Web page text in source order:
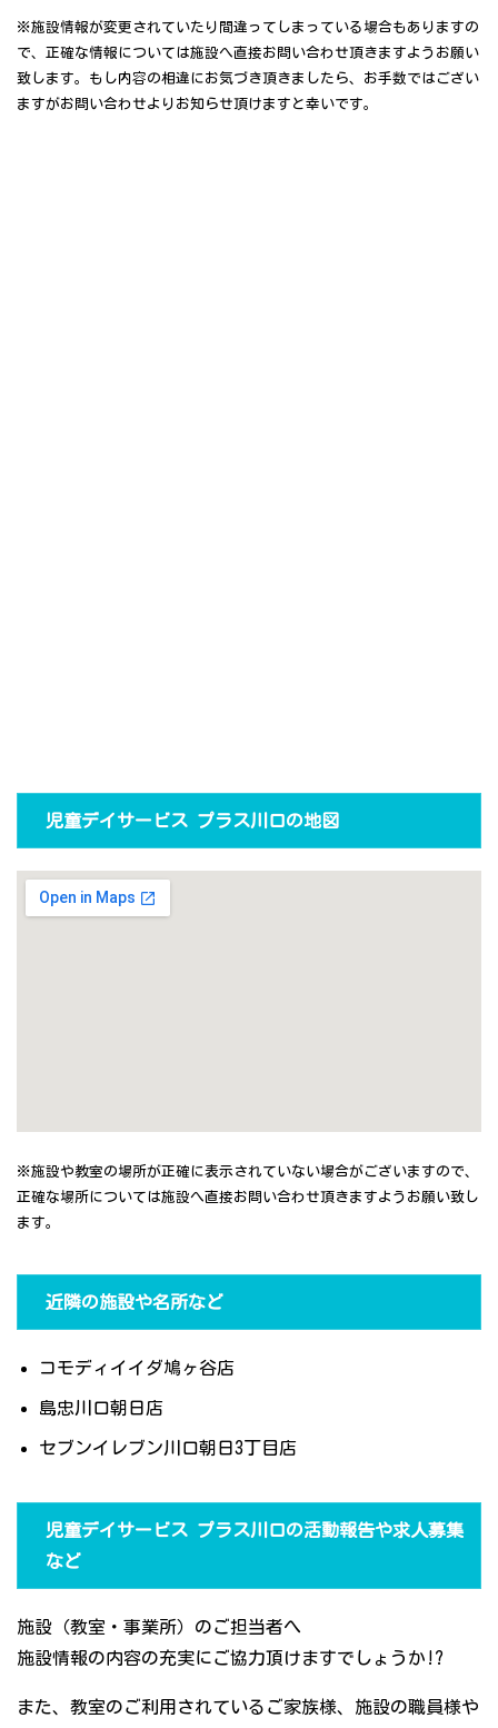
※施設情報が変更されていたり間違ってしまっている場合もありますの
で、正確な情報については施設へ直接お問い合わせ頂きますようお願い
致します。もし内容の相違にお気づき頂きましたら、お手数ではござい
ますがお問い合わせよりお知らせ頂けますと幸いです。
児童デイサービス プラス川口の地図
※施設や教室の場所が正確に表示されていない場合がございますので、
正確な場所については施設へ直接お問い合わせ頂きますようお願い致し
ます。
近隣の施設や名所など
コモディイイダ鳩ヶ谷店
島忠川口朝日店
セブンイレブン川口朝日3丁目店
児童デイサービス プラス川口の活動報告や求人募集
など
施設（教室・事業所）のご担当者へ
施設情報の内容の充実にご協力頂けますでしょうか!?
また、教室のご利用されているご家族様、施設の職員様や